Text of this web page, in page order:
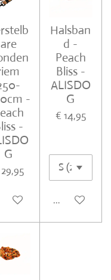
are
-
-
G
Halsban
d -
Peach
Bliss -
ALISDO
G
€ 14,95
In